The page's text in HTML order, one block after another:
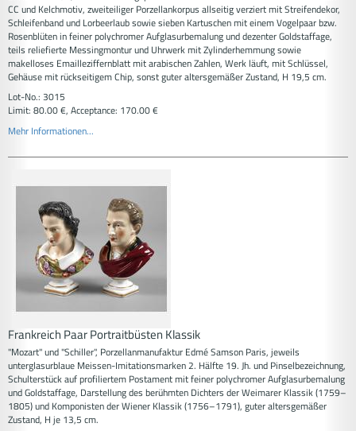
CC und Kelchmotiv, zweiteiliger Porzellankorpus allseitig verziert mit Streifendekor,
Schleifenband und Lorbeerlaub sowie sieben Kartuschen mit einem Vogelpaar bzw.
Rosenblüten in feiner polychromer Aufglasurbemalung und dezenter Goldstaffage,
teils reliefierte Messingmontur und Uhrwerk mit Zylinderhemmung sowie
makelloses Emailleziffernblatt mit arabischen Zahlen, Werk läuft, mit Schlüssel,
Gehäuse mit rückseitigem Chip, sonst guter altersgemäßer Zustand, H 19,5 cm.
Lot-No.: 3015
Limit: 80.00 €, Acceptance: 170.00 €
Mehr Informationen...
Frankreich Paar Portraitbüsten Klassik
"Mozart" und "Schiller", Porzellanmanufaktur Edmé Samson Paris, jeweils
unterglasurblaue Meissen-Imitationsmarken 2. Hälfte 19. Jh. und Pinselbezeichnung,
Schulterstück auf profiliertem Postament mit feiner polychromer Aufglasurbemalung
und Goldstaffage, Darstellung des berühmten Dichters der Weimarer Klassik (1759–
1805) und Komponisten der Wiener Klassik (1756–1791), guter altersgemäßer
Zustand, H je 13,5 cm.